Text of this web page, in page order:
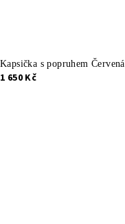
Kapsička s popruhem Červená
1 650 Kč